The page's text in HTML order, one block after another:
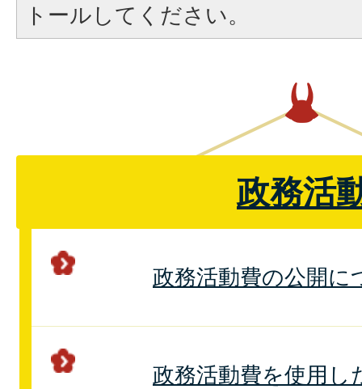
トールしてください。
政務活
政務活動費の公開に
政務活動費を使用し